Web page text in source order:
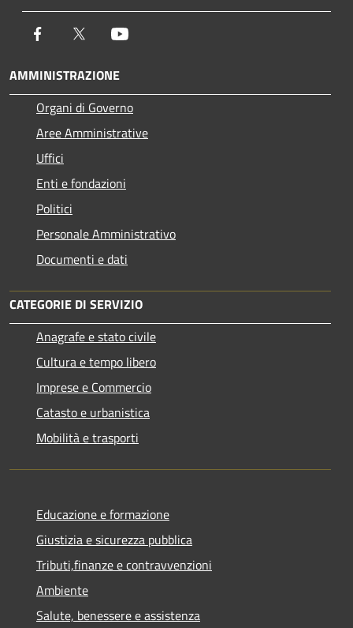
Facebook Twitter
AMMINISTRAZIONE
Organi di Governo
Aree Amministrative
Uffici
Enti e fondazioni
Politici
Personale Amministrativo
Documenti e dati
CATEGORIE DI SERVIZIO
Anagrafe e stato civile
Cultura e tempo libero
Imprese e Commercio
Catasto e urbanistica
Mobilità e trasporti
Educazione e formazione
Giustizia e sicurezza pubblica
Tributi,finanze e contravvenzioni
Ambiente
Salute, benessere e assistenza